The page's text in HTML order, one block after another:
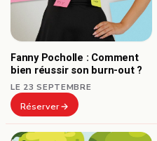
Fanny Pocholle : Comment
bien réussir son burn-out ?
LE 23 SEPTEMBRE
Réserver